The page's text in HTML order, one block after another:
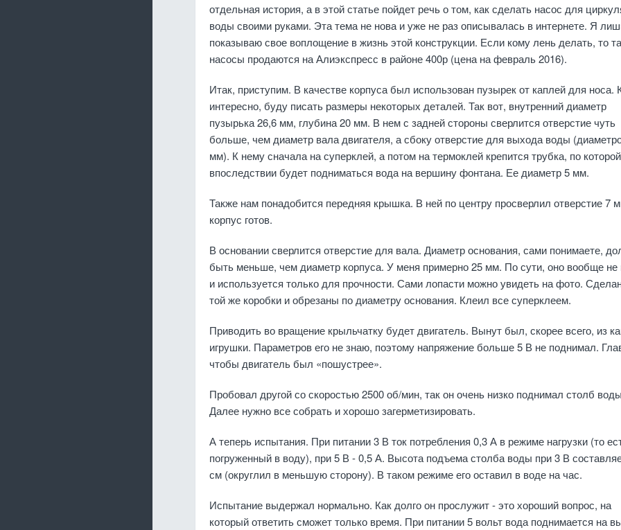
отдельная история, а в этой статье пойдет речь о том, как сделать насос для
воды своими руками. Эта тема не нова и уже не раз описывалась в интернете. Я
показываю свое воплощение в жизнь этой конструкции. Если кому лень делать, то
насосы продаются на Алиэкспресс в районе 400р (цена на февраль 2016).
Итак, приступим. В качестве корпуса был использован пузырек от каплей для носа.
интересно, буду писать размеры некоторых деталей. Так вот, внутренний диаметр
пузырька 26,6 мм, глубина 20 мм. В нем с задней стороны сверлится отверстие чуть
больше, чем диаметр вала двигателя, а сбоку отверстие для выхода воды
мм). К нему сначала на суперклей, а потом на термоклей крепится трубка, по которой
впоследствии будет подниматься вода на вершину фонтана. Ее диаметр 5 мм.
Также нам понадобится передняя крышка. В ней по центру просверлил отверстие 7
корпус готов.
В основании сверлится отверстие для вала. Диаметр основания, сами понимаете,
быть меньше, чем диаметр корпуса. У меня примерно 25 мм. По сути, оно вообще не
и используется только для прочности. Сами лопасти можно увидеть на фото.
той же коробки и обрезаны по диаметру основания. Клеил все суперклеем.
Приводить во вращение крыльчатку будет двигатель. Вынут был, скорее всего, из
игрушки. Параметров его не знаю, поэтому напряжение больше 5 В не поднимал.
чтобы двигатель был «пошустрее».
Пробовал другой со скоростью 2500 об/мин, так он очень низко поднимал столб
Далее нужно все собрать и хорошо загерметизировать.
А теперь испытания. При питании 3 В ток потребления 0,3 А в режиме нагрузки (то
погруженный в воду), при 5 В - 0,5 А. Высота подъема столба воды при 3 В
см (округлил в меньшую сторону). В таком режиме его оставил в воде на час.
Испытание выдержал нормально. Как долго он прослужит - это хороший вопрос, на
который ответить сможет только время. При питании 5 вольт вода поднимается на